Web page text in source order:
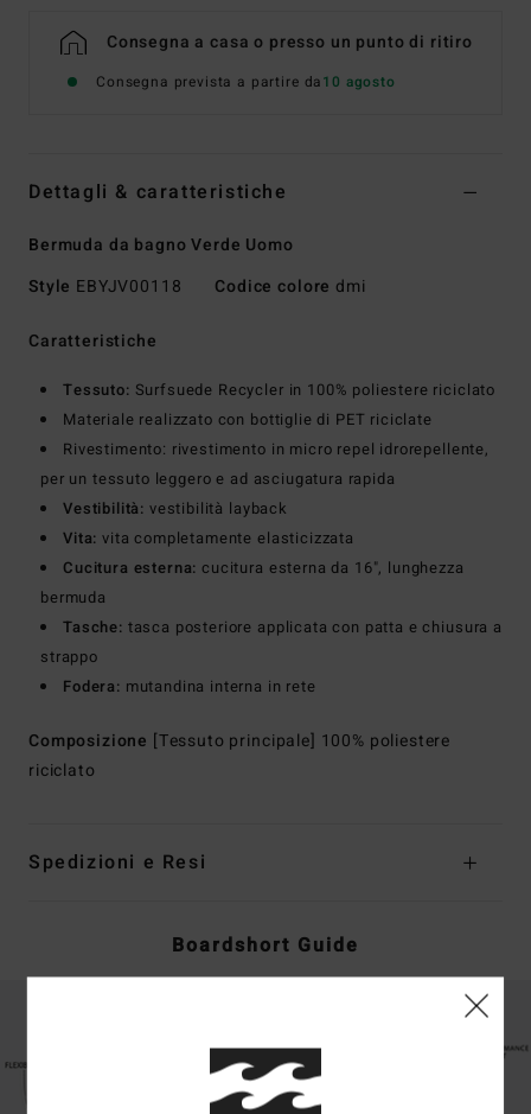
Consegna a casa o presso un punto di ritiro
Consegna prevista a partire da10 agosto
Dettagli & caratteristiche
Bermuda da bagno Verde Uomo
Style EBYJV00118 Codice colore dmi
Caratteristiche
Tessuto: Surfsuede Recycler in 100% poliestere riciclato
Materiale realizzato con bottiglie di PET riciclate
Rivestimento: rivestimento in micro repel idrorepellente,
per un tessuto leggero e ad asciugatura rapida
Vestibilità: vestibilità layback
Vita: vita completamente elasticizzata
Cucitura esterna: cucitura esterna da 16", lunghezza
bermuda
Tasche: tasca posteriore applicata con patta e chiusura a
strappo
Fodera: mutandina interna in rete
Composizione [Tessuto principale] 100% poliestere
riciclato
Spedizioni e Resi
Boardshort Guide